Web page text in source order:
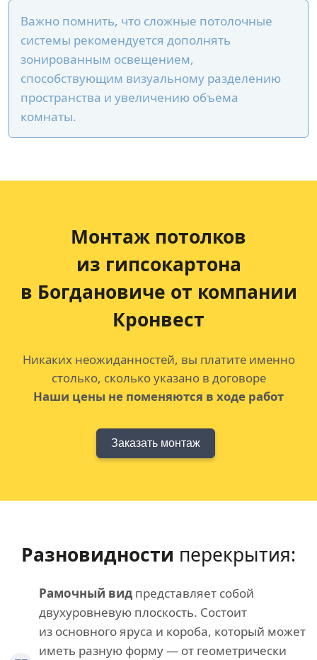
Важно помнить, что сложные потолочные
системы рекомендуется дополнять
зонированным освещением,
способствующим визуальному разделению
пространства и увеличению объема
комнаты.
Монтаж потолков
из гипсокартона
в Богдановиче от компании
Кронвест
Никаких неожиданностей, вы платите именно
столько, сколько указано в договоре
Наши цены не поменяются в ходе работ
Заказать монтаж
Разновидности перекрытия:
Рамочный вид представляет собой
двухуровневую плоскость. Состоит
из основного яруса и короба, который может
иметь разную форму — от геометрически